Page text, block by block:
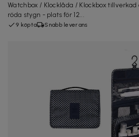
Watchbox / Klocklåda / Klockbox
röda stygn - plats för 12...
9 köpta Snabb leverans